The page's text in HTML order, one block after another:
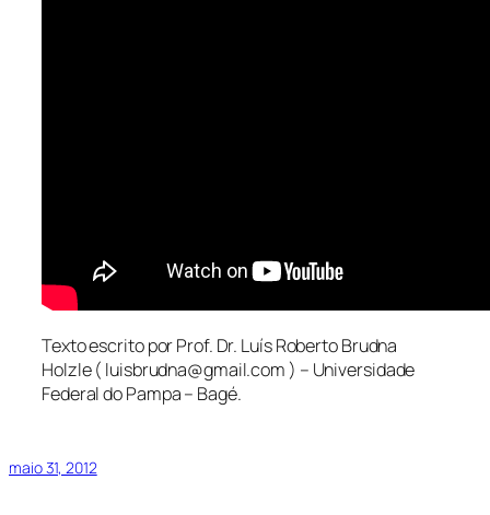
Texto escrito por Prof. Dr. Luís Roberto Brudna
Holzle ( luisbrudna@gmail.com ) – Universidade
Federal do Pampa – Bagé.
maio 31, 2012